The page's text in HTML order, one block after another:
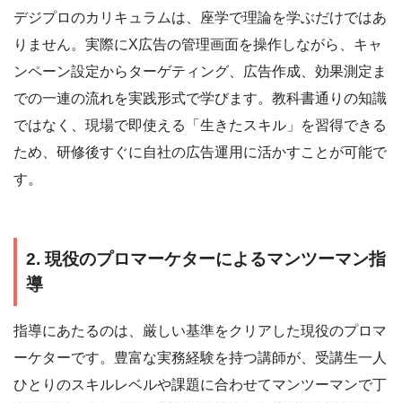
デジプロのカリキュラムは、座学で理論を学ぶだけではあ
りません。実際にX広告の管理画面を操作しながら、キャ
ンペーン設定からターゲティング、広告作成、効果測定ま
での一連の流れを実践形式で学びます。教科書通りの知識
ではなく、現場で即使える「生きたスキル」を習得できる
ため、研修後すぐに自社の広告運用に活かすことが可能で
す。
2. 現役のプロマーケターによるマンツーマン指
導
指導にあたるのは、厳しい基準をクリアした現役のプロマ
ーケターです。豊富な実務経験を持つ講師が、受講生一人
ひとりのスキルレベルや課題に合わせてマンツーマンで丁